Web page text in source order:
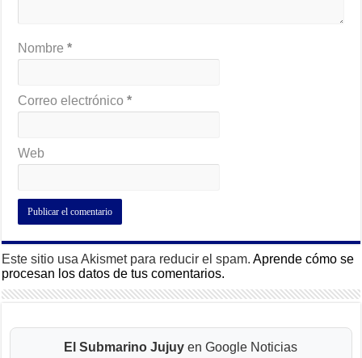
Nombre*
Correo electrónico*
Web
Este sitio usa Akismet para reducir el spam.Aprende cómo se
procesan los datos de tus comentarios.
El Submarino Jujuy en Google Noticias